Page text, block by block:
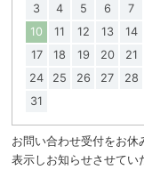
3
4 5 6 7
10
11 12 13 14
17
18 19 20 21
24
25 26 27 28
31
お問い合わせ受付をお休
表示しお知らせさせてい